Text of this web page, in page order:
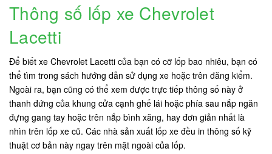
Thông số lốp xe Chevrolet
Lacetti
Để biết xe Chevrolet Lacetti của bạn có cỡ lốp bao nhiêu, bạn có
thể tìm trong sách hướng dẫn sử dụng xe hoặc trên đăng kiểm.
Ngoài ra, bạn cũng có thể xem được trực tiếp thông số này ở
thanh đứng của khung cửa cạnh ghế lái hoặc phía sau nắp ngăn
đựng gang tay hoặc trên nắp bình xăng, hay đơn giản nhất là
nhìn trên lốp xe cũ. Các nhà sản xuất lốp xe đều in thông số kỹ
thuật cơ bản này ngay trên mặt ngoài của lốp.